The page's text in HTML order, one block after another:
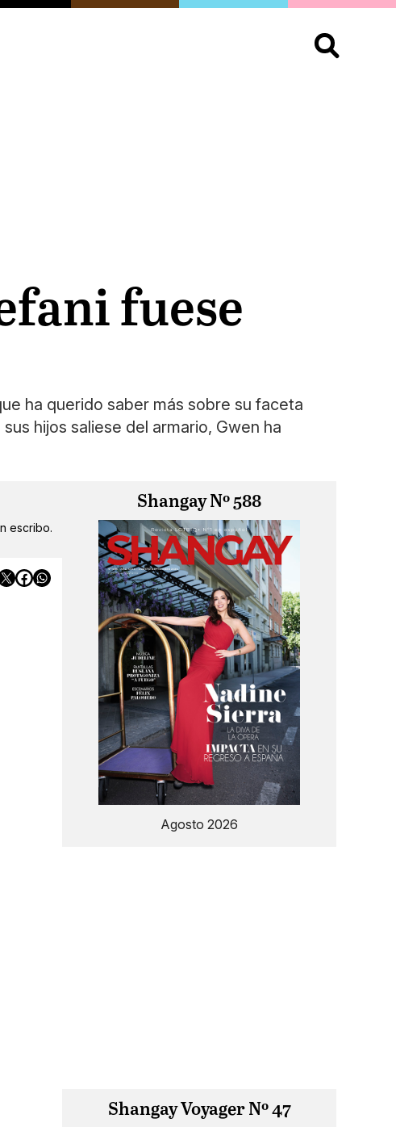
Buscar:
fuese
ha querido saber más sobre su faceta
hijos saliese del armario, Gwen ha
escribo.
Shangay Nº 588
Agosto 2026
Shangay Voyager Nº 47